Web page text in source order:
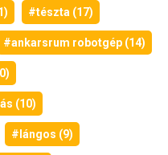
#tészta (17)
#ankarsrum robotgép (14)
(10)
#lángos (9)